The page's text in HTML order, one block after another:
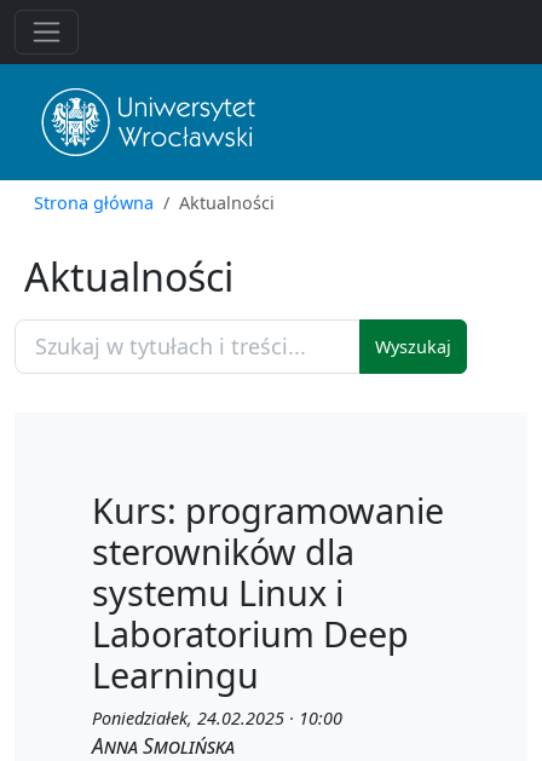
Strona główna Aktualności
Aktualności
Wyszukaj
Kurs: programowanie
sterowników dla
systemu Linux i
Laboratorium Deep
Learningu
Poniedziałek, 24.02.2025 · 10:00
Anna Smolińska